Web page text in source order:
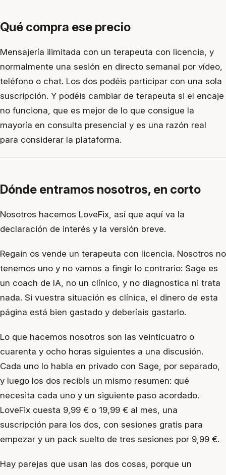
Qué compra ese precio
Mensajería ilimitada con un terapeuta con licencia, y
normalmente una sesión en directo semanal por vídeo,
teléfono o chat. Los dos podéis participar con una sola
suscripción. Y podéis cambiar de terapeuta si el encaje
no funciona, que es mejor de lo que consigue la
mayoría en consulta presencial y es una razón real
para considerar la plataforma.
Dónde entramos nosotros, en corto
Nosotros hacemos LoveFix, así que aquí va la
declaración de interés y la versión breve.
Regain os vende un terapeuta con licencia. Nosotros no
tenemos uno y no vamos a fingir lo contrario: Sage es
un coach de IA, no un clínico, y no diagnostica ni trata
nada. Si vuestra situación es clínica, el dinero de esta
página está bien gastado y deberíais gastarlo.
Lo que hacemos nosotros son las veinticuatro o
cuarenta y ocho horas siguientes a una discusión.
Cada uno lo habla en privado con Sage, por separado,
y luego los dos recibís un mismo resumen: qué
necesita cada uno y un siguiente paso acordado.
LoveFix cuesta 9,99 € o 19,99 € al mes, una
suscripción para los dos, con sesiones gratis para
empezar y un pack suelto de tres sesiones por 9,99 €.
Hay parejas que usan las dos cosas, porque un